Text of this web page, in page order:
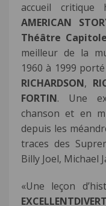
accueil
AMERICAN
Théâtre
meilleur de la
1960 à 1999
RICHARDSON,
FORTIN. Une
chanson et en
depuis les
traces des
Billy Joel, Michael
«Une leçon